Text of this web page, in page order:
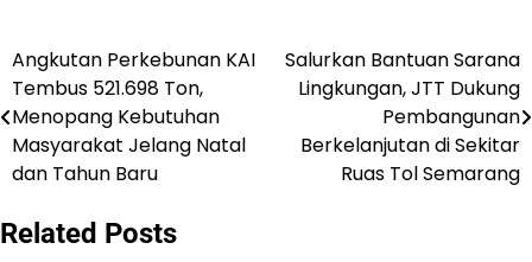
Post
navigation
Angkutan Perkebunan KAI
Tembus 521.698 Ton,
Menopang Kebutuhan
Masyarakat Jelang Natal
dan Tahun Baru
Salurkan Bantuan Sarana
Lingkungan, JTT Dukung
Pembangunan
Berkelanjutan di Sekitar
Ruas Tol Semarang
Related Posts